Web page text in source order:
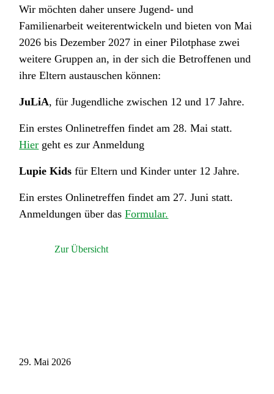
Wir möchten daher unsere Jugend- und
Familienarbeit weiterentwickeln und bieten von Mai
2026 bis Dezember 2027 in einer Pilotphase zwei
weitere Gruppen an, in der sich die Betroffenen und
ihre Eltern austauschen können:
JuLiA, für Jugendliche zwischen 12 und 17 Jahre.
Ein erstes Onlinetreffen findet am 28. Mai statt.
Hier geht es zur Anmeldung
Lupie Kids für Eltern und Kinder unter 12 Jahre.
Ein erstes Onlinetreffen findet am 27. Juni statt.
Anmeldungen über dasFormular.
Zur Übersicht
29. Mai 2026